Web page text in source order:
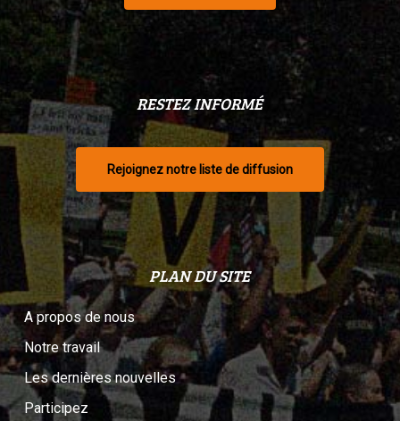
RESTEZ INFORMÉ
Rejoignez notre liste de diffusion
PLAN DU SITE
A propos de nous
Notre travail
Les dernières nouvelles
Participez